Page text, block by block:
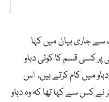
جاری بیان میں کہا
کسی قسم کا کوئی دباو
میں کام کرتے ہیں، اس
نے کس سے کہا تھا کہ وہ دباو